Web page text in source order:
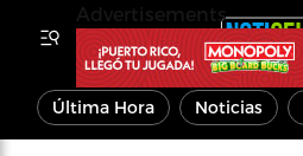
Última Hora Noticias
Advertisements